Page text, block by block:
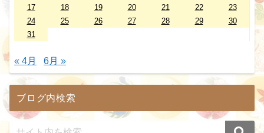
17
18 19 20 21 22
23
24
25 26 27 28 29
30
31
« 4月 6月 »
ブログ内検索